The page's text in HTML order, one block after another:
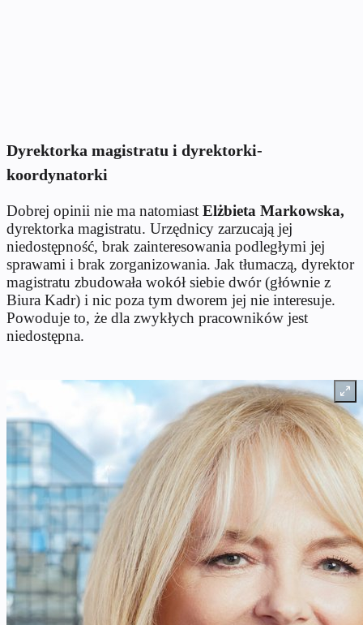
Dyrektorka magistratu i dyrektorki-
koordynatorki
Dobrej opinii nie ma natomiast Elżbieta Markowska,
dyrektorka magistratu. Urzędnicy zarzucają jej
niedostępność, brak zainteresowania podległymi jej
sprawami i brak zorganizowania. Jak tłumaczą, dyrektor
magistratu zbudowała wokół siebie dwór (głównie z
Biura Kadr) i nic poza tym dworem jej nie interesuje.
Powoduje to, że dla zwykłych pracowników jest
niedostępna.